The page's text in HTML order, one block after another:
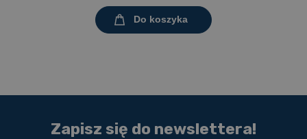
Do koszyka
Zapisz się do newslettera!